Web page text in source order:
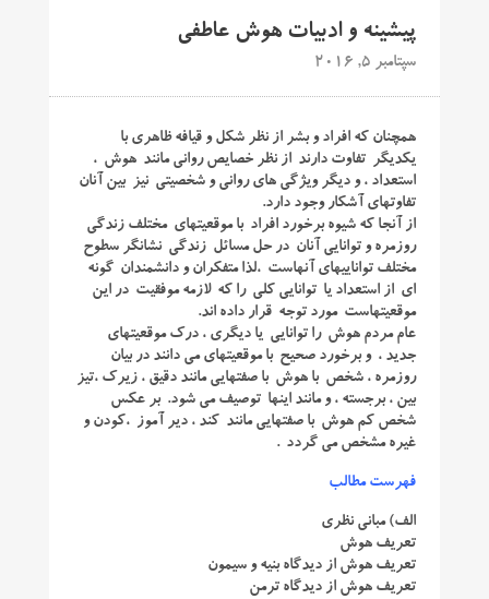
پیشینه و ادبیات هوش عاطفی
سپتامبر 5, 2016
همچنان که افراد و بشر از نظر شکل و قیافه ظاهری با
یکدیگر تفاوت دارند از نظر خصایص روانی مانند هوش ،
استعداد ، و دیگر ویژگی های روانی و شخصیتی نیز بین آنان
تفاوتهای آشکار وجود دارد.
از آنجا که شیوه برخورد افراد با موقعیتهای مختلف زندگی
روزمره و توانایی آنان در حل مسائل زندگی نشانگر سطوح
مختلف تواناییهای آنهاست ،لذا متفکران و دانشمندان گونه
ای از استعداد یا توانایی کلی را که لازمه موفقیت در این
موقعیتهاست مورد توجه قرار داده اند.
عام مردم هوش را توانایی یا دیگری ، درک موقعیتهای
جدید ، و برخورد صحیح با موقعیتهای می دانند در بیان
روزمره ، شخص با هوش با صفتهایی مانند دقیق ، زیرک ،تیز
بین ، برجسته ، و مانند اینها توصیف می شود. بر عکس
شخص کم هوش با صفتهایی مانند کند ، دیر آموز ،کودن و
غیره مشخص می گردد .
فهرست مطالب
الف) مبانی نظری
تعریف هوش
تعریف هوش از دیدگاه بنیه و سیمون
تعریف هوش از دیدگاه ترمن